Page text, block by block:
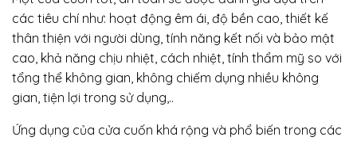
các tiêu chí như: hoạt động êm ái, độ bền cao, thiết kế
thân thiện với người dùng, tính năng kết nối và bảo mật
cao, khả năng chịu nhiệt, cách nhiệt, tính thẩm mỹ so với
tổng thể không gian, không chiếm dụng nhiều không
gian, tiện lợi trong sử dụng,..
Ứng dụng của cửa cuốn khá rộng và phổ biến trong các